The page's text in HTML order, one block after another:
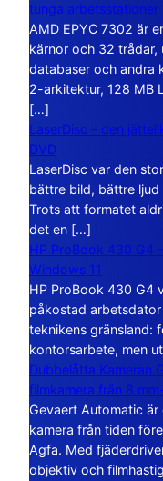
tunga arbetsstationer
AMD EPYC 7302 är
kärnor och 32 trådar,
databaser och andra
2-arkitektur, 128 MB
[…]
LaserDisc – den
DVD
LaserDisc var den
bättre bild, bättre
Trots att formatet
det en […]
HP ProBook 430 G4
Windows 11
HP ProBook 430 G4
påkostad
teknikens gränsland:
kontorsarbete, men
Dubbelåtta Kameran
filmkamera från 8
Gevaert Automatic
kamera från tiden
Agfa. Med
objektiv och